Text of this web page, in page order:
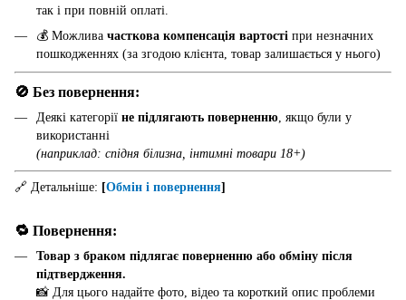
так і при повній оплаті.
💰 Можлива часткова компенсація вартості при незначних
пошкодженнях (за згодою клієнта, товар залишається у нього)
🚫 Без повернення:
Деякі категорії не підлягають поверненню , якщо були у
використанні
(наприклад: спідня білизна, інтимні товари 18+)
🔗 Детальніше: [Обмін і повернення]
🔁 Повернення:
Товар з браком підлягає поверненню або обміну після
підтвердження.
📸 Для цього надайте фото, відео та короткий опис проблеми